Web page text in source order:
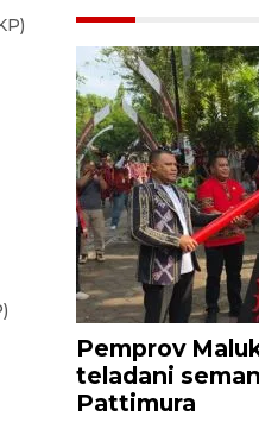
Pemprov
teladani
Pattimura